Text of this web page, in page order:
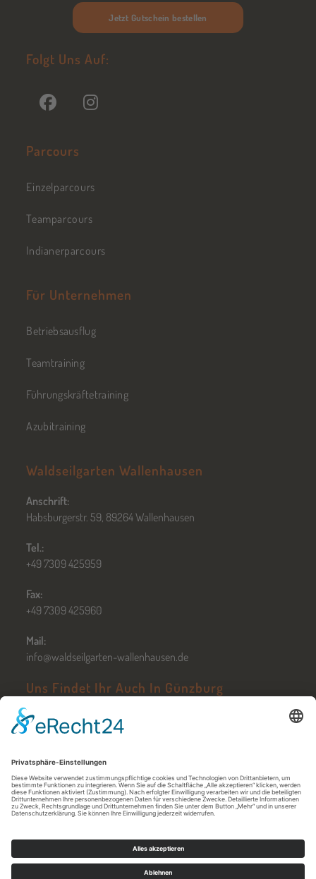
Jetzt Gutschein bestellen
Folgt Uns Auf:
Parcours
Einzelparcours
Teamparcours
Indianerparcours
Für Unternehmen
Betriebsausflug
Teamtraining
Führungskräftetraining
Azubitraining
Waldseilgarten Wallenhausen
Anschrift:
Habsburgerstr. 59, 89264 Wallenhausen
Tel.:
+49 7309 425959
Fax:
+49 7309 425960
Mail:
info@waldseilgarten-wallenhausen.de
Uns Findet Ihr Auch In Günzburg
Öffnungszeiten in Günzburg
Nutzungsbedingungen